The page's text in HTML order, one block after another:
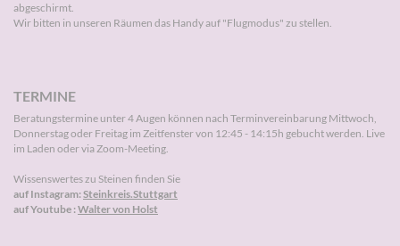
abgeschirmt.
Wir bitten in unseren Räumen das Handy auf "Flugmodus" zu stellen.
TERMINE
Beratungstermine unter 4 Augen können nach Terminvereinbarung Mittwoch,
Donnerstag oder Freitag im Zeitfenster von 12:45 - 14:15h gebucht werden. Live
im Laden oder via Zoom-Meeting.
Wissenswertes zu Steinen finden Sie
auf Instagram:Steinkreis.Stuttgart
auf Youtube :Walter von Holst